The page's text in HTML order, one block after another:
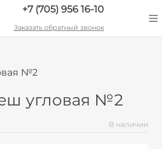
+7 (705) 956 16-10
Заказать обратный звонок
№2
угловая №2
В наличии